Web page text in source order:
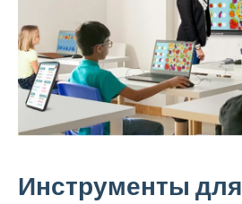
Инструменты для